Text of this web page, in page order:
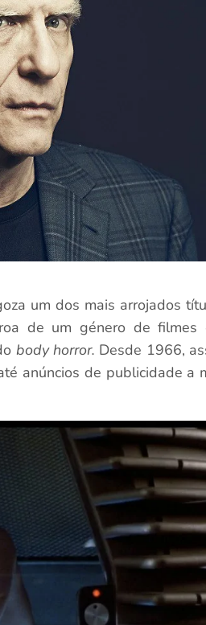
um dos mais arrojados
de um género de filmes
body horror. Desde 1966,
anúncios de publicidade a